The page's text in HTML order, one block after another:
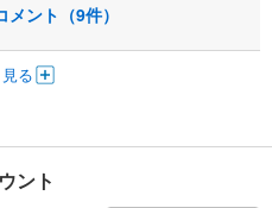
メント（9件）
る
ント